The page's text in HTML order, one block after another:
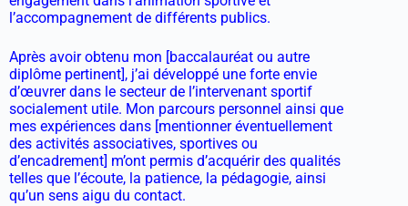
l’accompagnement de différents publics.
Après avoir obtenu mon [baccalauréat ou autre
diplôme pertinent], j’ai développé une forte envie
d’œuvrer dans le secteur de l’intervenant sportif
socialement utile. Mon parcours personnel ainsi que
mes expériences dans [mentionner éventuellement
des activités associatives, sportives ou
d’encadrement] m’ont permis d’acquérir des qualités
telles que l’écoute, la patience, la pédagogie, ainsi
qu’un sens aigu du contact.